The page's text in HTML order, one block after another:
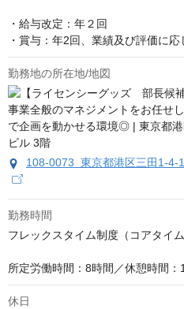
・給与改定：年２回
・賞与：年2回、業績及び評価に
勤務地の所在地/地図
108-0073 東京都港区三田1-4-
勤務時間
フレックスタイム制度（コアタイ
所定労働時間：8時間／休憩時間：
休日